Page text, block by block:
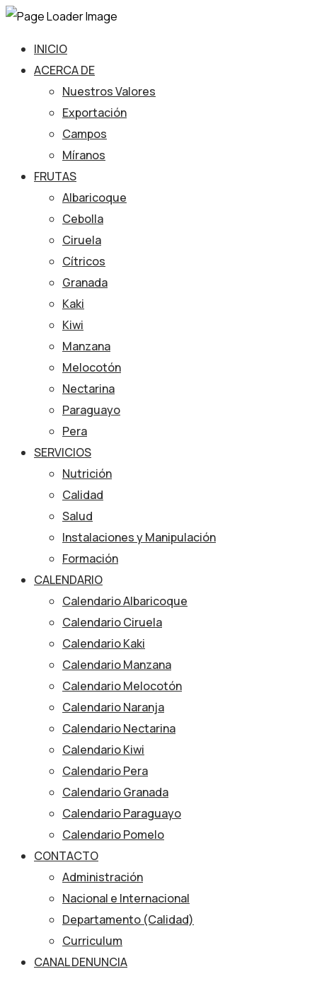
INICIO
ACERCA DE
Nuestros Valores
Exportación
Campos
Míranos
FRUTAS
Albaricoque
Cebolla
Ciruela
Cítricos
Granada
Kaki
Kiwi
Manzana
Melocotón
Nectarina
Paraguayo
Pera
SERVICIOS
Nutrición
Calidad
Salud
Instalaciones y Manipulación
Formación
CALENDARIO
Calendario Albaricoque
Calendario Ciruela
Calendario Kaki
Calendario Manzana
Calendario Melocotón
Calendario Naranja
Calendario Nectarina
Calendario Kiwi
Calendario Pera
Calendario Granada
Calendario Paraguayo
Calendario Pomelo
CONTACTO
Administración
Nacional e Internacional
Departamento (Calidad)
Curriculum
CANAL DENUNCIA